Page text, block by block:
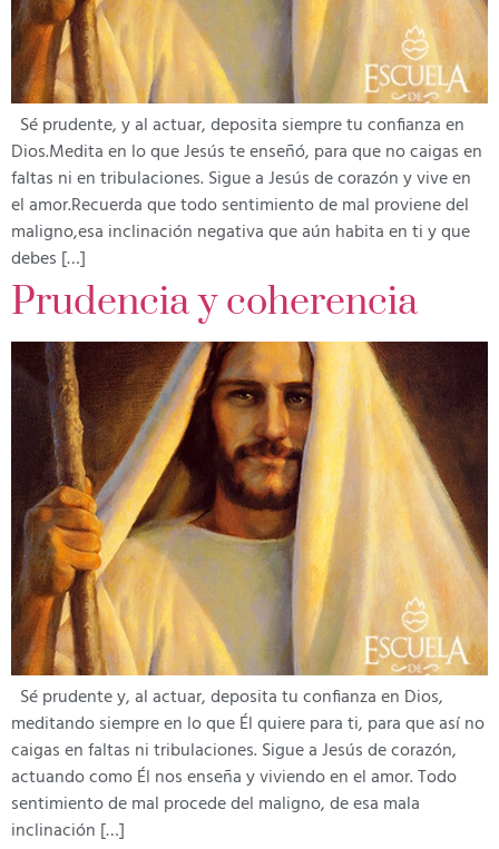
Sé prudente, y al actuar, deposita siempre tu confianza en
Dios.Medita en lo que Jesús te enseñó, para que no caigas en
faltas ni en tribulaciones. Sigue a Jesús de corazón y vive en
el amor.Recuerda que todo sentimiento de mal proviene del
maligno,esa inclinación negativa que aún habita en ti y que
debes […]
Prudencia y coherencia
Sé prudente y, al actuar, deposita tu confianza en Dios,
meditando siempre en lo que Él quiere para ti, para que así no
caigas en faltas ni tribulaciones. Sigue a Jesús de corazón,
actuando como Él nos enseña y viviendo en el amor. Todo
sentimiento de mal procede del maligno, de esa mala
inclinación […]